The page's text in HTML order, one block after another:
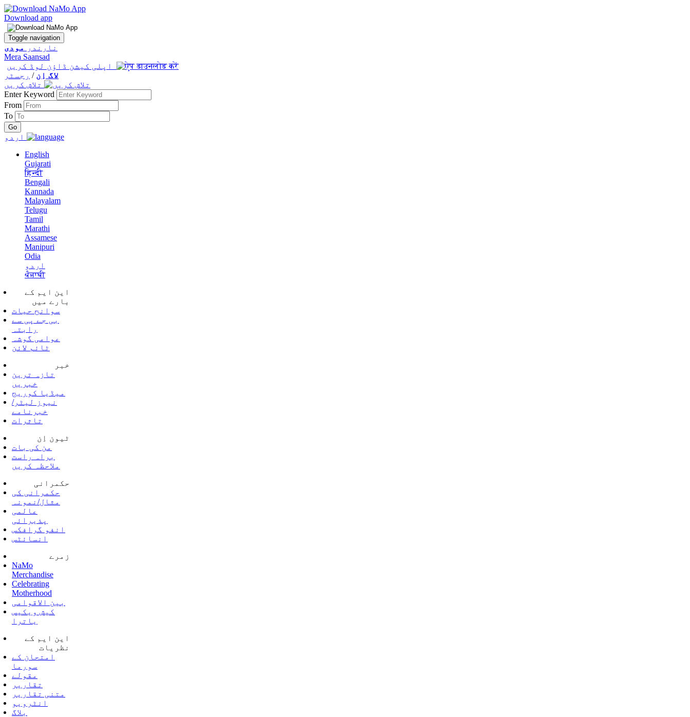
Download app
Toggle navigation
نارندر
مودی
Mera Saansad
اپلی کیشن ڈاؤن لوڈ کریں
لاگ اِن / رجسٹر
Enter Keyword
From
To
English
Gujarati
हिन्दी
Bengali
Kannada
Malayalam
Telugu
Tamil
Marathi
Assamese
Manipuri
Odia
اردو
ਪੰਜਾਬੀ
این ایم کے
بارے میں
سوانح حیات
بی جے پی سے
رابتہ
عوامی گوشہ
ٹائم لائن
خبر
تازہ ترین
خبریں
میڈیا کوریج
نیوز لیٹر/
خبرنامے
تاثرات
ٹیون اِن
من کی بات
براہ راست
ملاحظہ کریں
حکمرانی
حکمرانی کی
مثال/نمونہ
عالمی
پذیرائی
انفو گرافکس
انسائٹس
زمرے
NaMo
Merchandise
Celebrating
Motherhood
بین الاقوامی
کیش ویکیس
یاترا
این ایم کے
نظریات
امتحان کے
سورما
مقولے
تقاریر
متنی تقاریر
انٹرویو
بلاگ